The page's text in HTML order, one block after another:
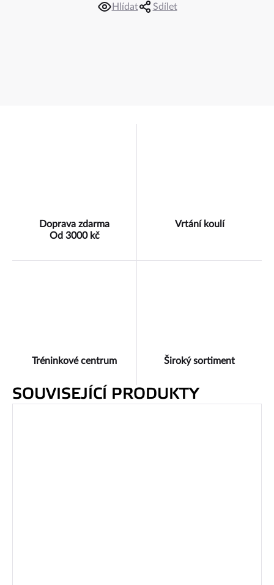
Hlídat Sdílet
Doprava zdarma
Od 3000 kč
Vrtání koulí
Tréninkové centrum Široký sortiment
SOUVISEJÍCÍ PRODUKTY